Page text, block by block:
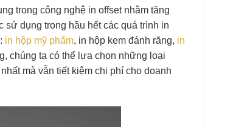
trong công nghệ in offset nhằm tăng
dụng trong hầu hết các quá trình in
in hộp mỹ phẩm, in hộp kem đánh răng, in
chúng ta có thể lựa chọn những loại
mà vẫn tiết kiệm chi phí cho doanh